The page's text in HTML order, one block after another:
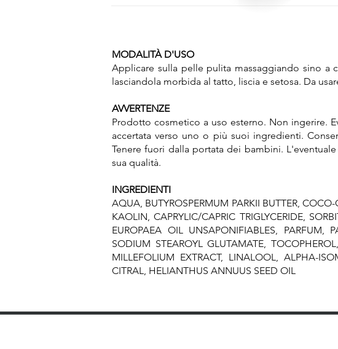
MODALITÀ D'USO
Applicare sulla pelle pulita massaggiando sino
lasciandola morbida al tatto, liscia e setosa. Da
AVVERTENZE
Prodotto cosmetico a uso esterno. Non ingerire.
accertata verso uno o più suoi ingredienti.
Tenere fuori dalla portata dei bambini.
sua qualità.
INGREDIENTI
AQUA, BUTYROSPERMUM PARKII BUTTER,
KAOLIN, CAPRYLIC/CAPRIC TRIGLYCERIDE,
EUROPAEA OIL UNSAPONIFIABLES, PARFUM,
SODIUM STEAROYL GLUTAMATE,
MILLEFOLIUM EXTRACT, LINALOOL, ALPHA-
CITRAL, HELIANTHUS ANNUUS SEED OIL